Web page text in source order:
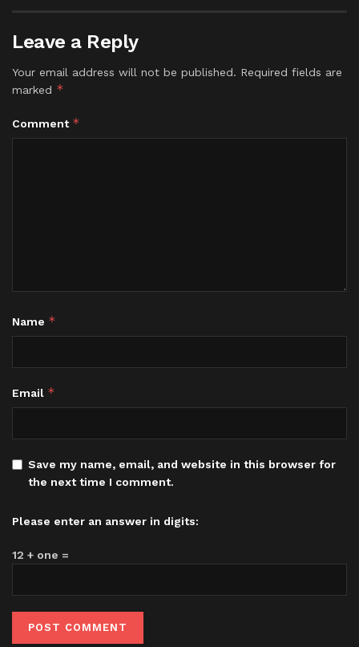
Leave a Reply
Your email address will not be published. Required fields are
marked *
Comment *
Name *
Email *
Save my name, email, and website in this browser for
the next time I comment.
Please enter an answer in digits:
12 + one =